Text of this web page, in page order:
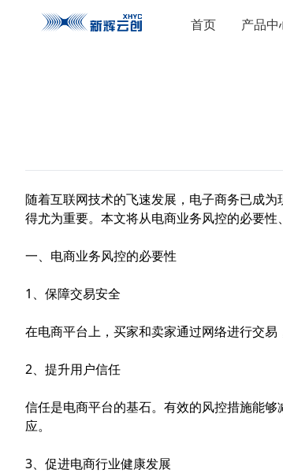
首页 产品中
随着互联网技术的飞速发展，电子商务已成
得尤为重要。本文将从电商业务风控的必要
一、电商业务风控的必要性
1、保障交易安全
在电商平台上，买家和卖家通过网络进行交
2、提升用户信任
信任是电商平台的基石。有效的风控措施能
应。
3、促进电商行业健康发展